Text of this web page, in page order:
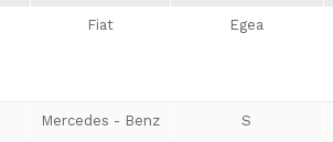
Fiat Egea
Mercedes - Benz S